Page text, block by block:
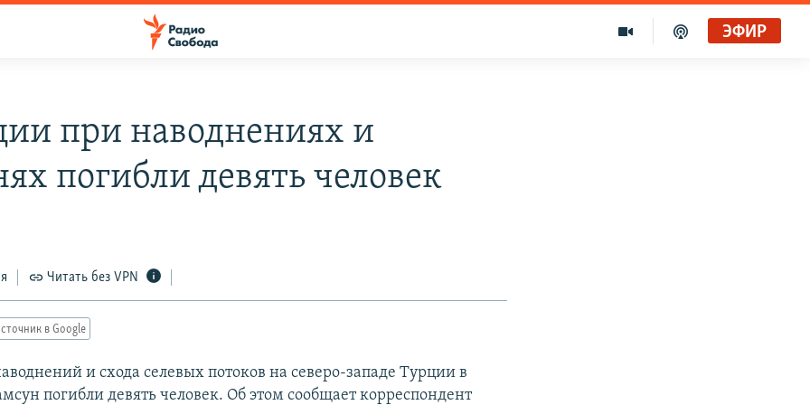
ЭФИР
при наводнениях и
погибли девять человек
Читать без VPN
в Google
и схода селевых потоков на северо-западе Турции в
погибли девять человек. Об этом сообщает корреспондент